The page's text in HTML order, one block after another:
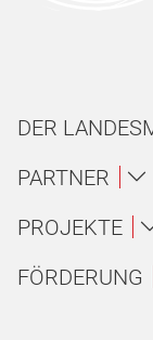
DER
Über uns / About
Über uns
PARTNER
LAG Musik NRW
PROJEKTE
Ensembles
FÖRDERUNG